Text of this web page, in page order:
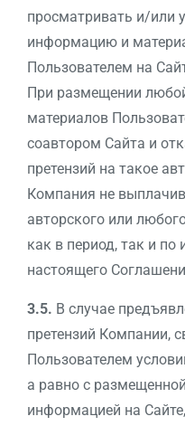
просматривать и/или
информацию и
Пользователем на
При размещении
материалов
соавтором Сайта и
претензий на такое
Компания не
авторского или
как в период, так и по
настоящего
3.5. В случае
претензий Компании,
Пользователем
а равно с
информацией на